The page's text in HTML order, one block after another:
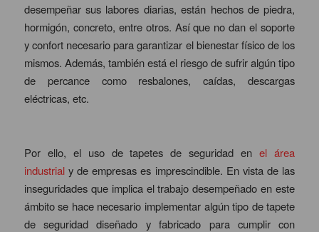
desempeñar sus labores diarias, están hechos de piedra,
hormigón, concreto, entre otros. Así que no dan el soporte
y confort necesario para garantizar el bienestar físico de los
mismos. Además, también está el riesgo de sufrir algún tipo
de percance como resbalones, caídas, descargas
eléctricas, etc.
Por ello, el uso de tapetes de seguridad enel área
industrialy de empresas es imprescindible. En vista de las
inseguridades que implica el trabajo desempeñado en este
ámbito se hace necesario implementar algún tipo de tapete
de seguridad diseñado y fabricado para cumplir con